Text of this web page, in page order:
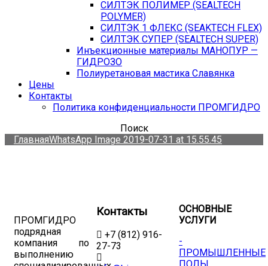
СИЛТЭК ПОЛИМЕР (SEALTECH
POLYMER)
СИЛТЭК 1 ФЛЕКС (SEAKTECH FLEX)
СИЛТЭК СУПЕР (SEALTECH SUPER)
Инъекционные материалы МАНОПУР —
ГИДРОЗО
Полиуретановая мастика Славянка
Цены
Контакты
Политика конфиденциальности ПРОМГИДРО
Поиск
ГлавнаяWhatsApp Image 2019-07-31 at 15.55.45
ПРОМГИДРО
подрядная
компания по
выполнению
Контакты
+7 (812) 916-
27-73
ОСНОВНЫЕ
УСЛУГИ
-
ПРОМЫШЛЕННЫЕ